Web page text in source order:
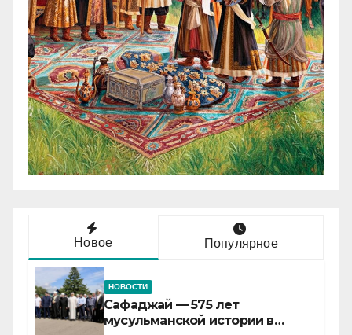
Новое Популярное
НОВОСТИ
Сафаджай — 575 лет
мусульманской истории в